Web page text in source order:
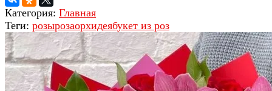
Категория: Главная
Теги: розырозаорхидеябукет из роз